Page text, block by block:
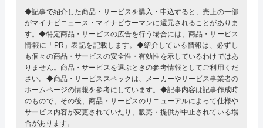
◆記事で紹介した商品・サービスを購入・申込すると、売上の一部
がマイナビニュース・マイナビウーマンに還元されることがありま
す。◆特定商品・サービスの広告を行う場合には、商品・サービス
情報に「PR」表記を記載します。◆紹介している情報は、必ずし
も個々の商品・サービスの安全性・有効性を示しているわけではあ
りません。商品・サービスを選ぶときの参考情報としてご利用くだ
さい。◆商品・サービススペックは、メーカーやサービス事業者の
ホームページの情報を参考にしています。◆記事内容は記事作成時
のもので、その後、商品・サービスのリニューアルによって仕様や
サービス内容が変更されていたり、販売・提供が中止されている場
合があります。